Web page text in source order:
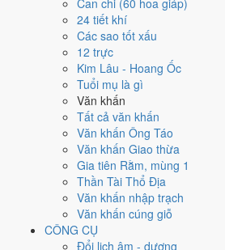
24 tiết khí
Các sao tốt xấu
12 trực
Kim Lâu - Hoang Ốc
Tuổi mụ là gì
Văn khấn
Tất cả văn khấn
Văn khấn Ông Táo
Văn khấn Giao thừa
Gia tiên Rằm, mùng 1
Thần Tài Thổ Địa
Văn khấn nhập trạch
Văn khấn cúng giỗ
CÔNG CỤ
Đổi lịch âm - dương
Ngày 27/12/2021 đạt5.9/10trung bình cho
Ký hợp đồng - giao ước (9/10)
. Trực Thâu (ngày thu hoạch, tích
hoàng đạo nên điểm từng việc chênh nhau
Cưới hỏi - đính hôn
Trung bình
Cưới hỏi - đính hôn hôm nay ở
Ngày Hoàng Đạo, nhưng Sao Nguy
Cách tính ngày tốt
Khai trương - mở cửa hàng
Trung bình
Khai trương - mở cửa hàng hôm nay ở
nhờ hợpNgày Hoàng Đạo, nhưng